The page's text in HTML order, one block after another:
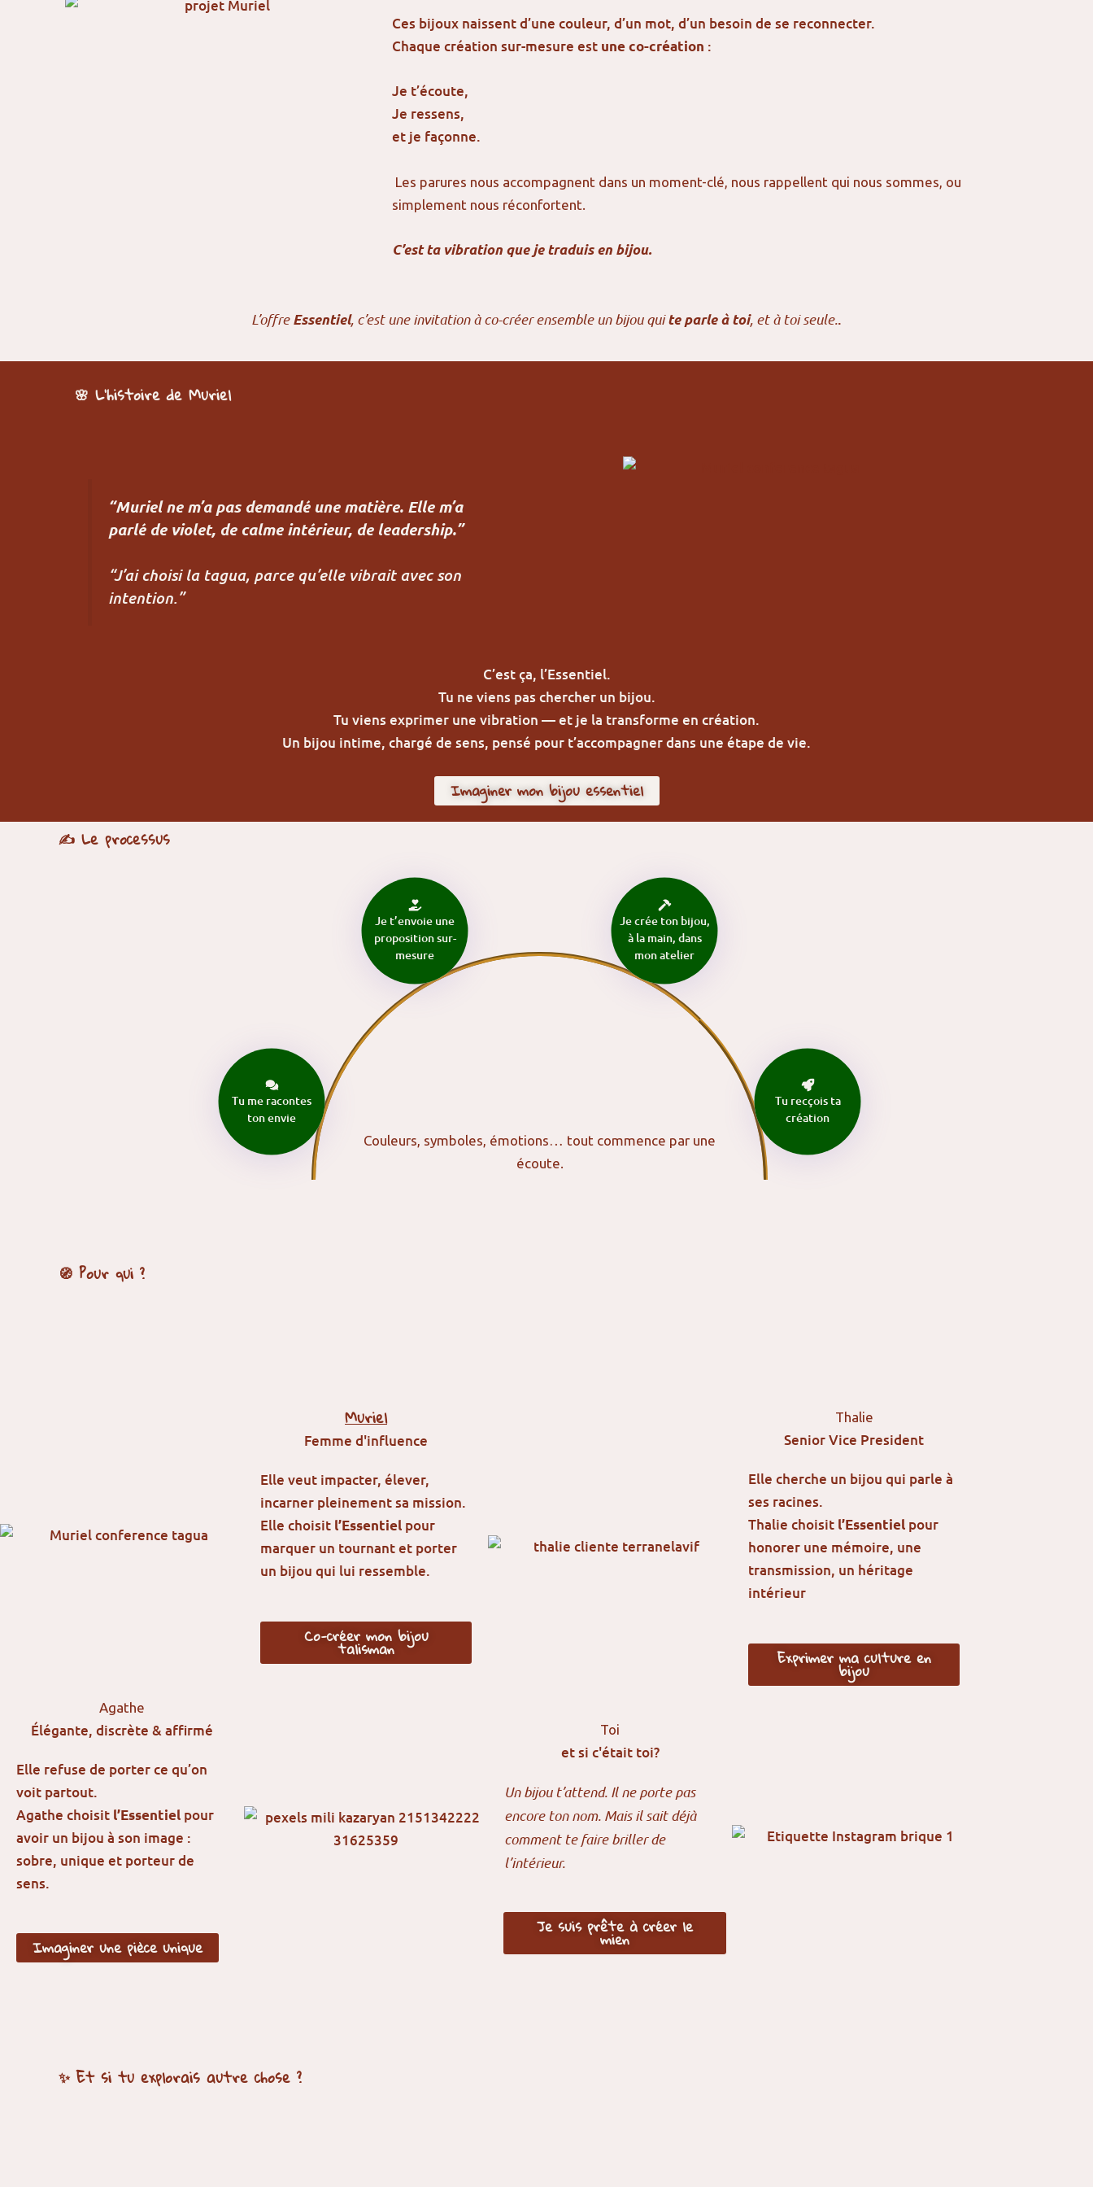
Ces bijoux naissent d’une couleur, d’un mot, d’un besoin de se reconnecter.
Chaque création sur-mesure est une co-création :
Je t’écoute,
Je ressens,
et je façonne.
Les parures nous accompagnent dans un moment-clé, nous rappellent qui nous sommes, ou
simplement nous réconfortent.
C’est ta vibration que je traduis en bijou.
L’offreEssentiel, c’est une invitation à co-créer ensemble un bijou quite parle à toi, et à toi seule..
🌸 L’histoire de Muriel
“Muriel ne m’a pas demandé une matière. Elle m’a
parlé de violet, de calme intérieur, de leadership.”
“J’ai choisi la tagua, parce qu’elle vibrait avec son
intention.”
C’est ça, l’Essentiel.
Tu ne viens pas chercher un bijou.
Tu viens exprimer une vibration — et je la transforme en création.
Un bijou intime, chargé de sens, pensé pour t’accompagner dans une étape de vie.
Imaginer mon bijou essentiel
✍️ Le processus
Tu me racontes
ton envie
Couleurs, symboles, émotions… tout commence par une
écoute.
Je t’envoie une
proposition sur-
mesure
Je crée ton bijou,
à la main, dans
mon atelier
Tu recçois ta
création
🧭 Pour qui ?
Muriel
Femme d'influence
Elle veut impacter, élever,
incarner pleinement sa mission.
Elle choisit l’Essentiel pour
marquer un tournant et porter
un bijou qui lui ressemble.
Co-créer mon bijou
talisman
Agathe
Élégante, discrète & affirmé
Elle refuse de porter ce qu’on
voit partout.
Agathe choisit l’Essentiel pour
avoir un bijou à son image :
sobre, unique et porteur de
sens.
Imaginer une pièce unique
Thalie
Senior Vice President
Elle cherche un bijou qui parle à
ses racines.
Thalie choisit l’Essentiel pour
honorer une mémoire, une
transmission, un héritage
intérieur
Exprimer ma culture en
bijou
Toi
et si c'était toi?
Un bijou t’attend. Il ne porte pas
encore ton nom. Mais il sait déjà
comment te faire briller de
l’intérieur.
Je suis prête à créer le
mien
✨ Et si tu explorais autre chose ?